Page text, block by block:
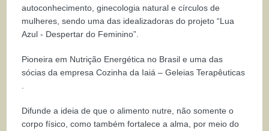
autoconhecimento, ginecologia natural e círculos de
mulheres, sendo uma das idealizadoras do projeto “Lua
Azul - Despertar do Feminino”.
Pioneira em Nutrição Energética no Brasil e uma das
sócias da empresa Cozinha da Iaiá – Geleias Terapêuticas
Difunde a ideia de que o alimento nutre, não somente o
corpo físico, como também fortalece a alma, por meio do